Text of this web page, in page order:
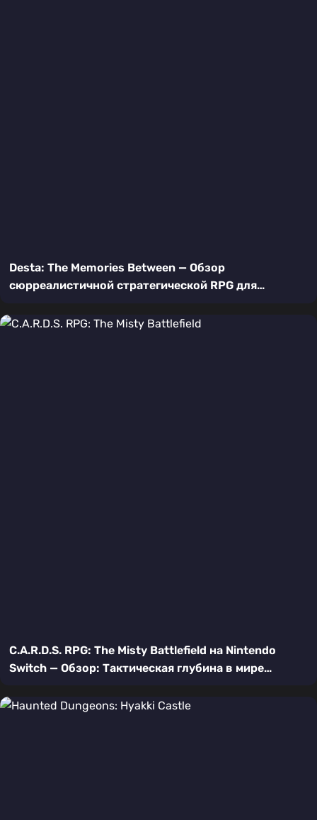
Desta: The Memories Between — Обзор
сюрреалистичной стратегической RPG для
C.A.R.D.S. RPG: The Misty Battlefield на Nintendo
Switch — Обзор: Тактическая глубина в мире